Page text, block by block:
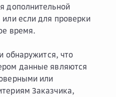
дополнительной
если для проверки
время.
обнаружится, что
данные являются
или
Заказчика,